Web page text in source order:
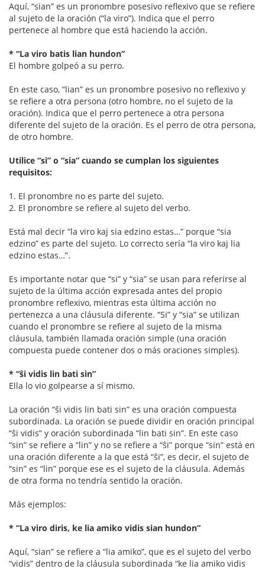
Aquí, “sian” es un pronombre posesivo reflexivo que se refiere
al sujeto de la oración (“la viro”). Indica que el perro
pertenece al hombre que está haciendo la acción.
* “La viro batis lian hundon”
El hombre golpeó a su perro.
En este caso, “lian” es un pronombre posesivo no reflexivo y
se refiere a otra persona (otro hombre, no el sujeto de la
oración). Indica que el perro pertenece a otra persona
diferente del sujeto de la oración. Es el perro de otra persona,
de otro hombre.
Utilice “si” o “sia” cuando se cumplan los siguientes
requisitos:
1. El pronombre no es parte del sujeto.
2. El pronombre se refiere al sujeto del verbo.
Está mal decir “la viro kaj sia edzino estas…” porque “sia
edzino” es parte del sujeto. Lo correcto sería “la viro kaj lia
edzino estas…”.
Es importante notar que “si” y “sia” se usan para referirse al
sujeto de la última acción expresada antes del propio
pronombre reflexivo, mientras esta última acción no
pertenezca a una cláusula diferente. “Si” y “sia” se utilizan
cuando el pronombre se refiere al sujeto de la misma
cláusula, también llamada oración simple (una oración
compuesta puede contener dos o más oraciones simples).
* “ŝi vidis lin bati sin”
Ella lo vio golpearse a sí mismo.
La oración “ŝi vidis lin bati sin” es una oración compuesta
subordinada. La oración se puede dividir en oración principal
“ŝi vidis” y oración subordinada “lin bati sin”. En este caso
“sin” se refiere a “lin” y no se refiere a “ŝi” porque “sin” está en
una oración diferente a la que está “ŝi”, es decir, el sujeto de
“sin” es “lin” porque ese es el sujeto de la cláusula. Además
de otra forma no tendría sentido la oración.
Más ejemplos:
* “La viro diris, ke lia amiko vidis sian hundon”
Aquí, “sian” se refiere a “lia amiko”, que es el sujeto del verbo
“vidis” dentro de la cláusula subordinada “ke lia amiko vidis